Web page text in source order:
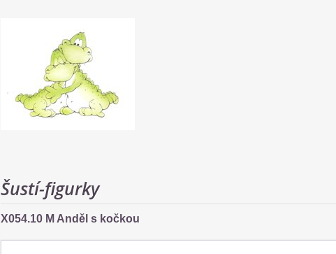
Šustí-figurky
X054.10 M Anděl s kočkou